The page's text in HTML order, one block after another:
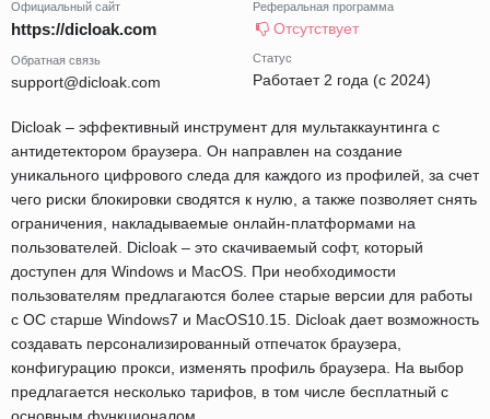
Официальный сайт
https://dicloak.com
Обратная связь
support@dicloak.com
Реферальная программа
Отсутствует
Статус
Работает 2 года (с 2024)
Dicloak – эффективный инструмент для мультаккаунтинга с
антидетектором браузера. Он направлен на создание
уникального цифрового следа для каждого из профилей, за счет
чего риски блокировки сводятся к нулю, а также позволяет снять
ограничения, накладываемые онлайн-платформами на
пользователей. Dicloak – это скачиваемый софт, который
доступен для Windows и MacOS. При необходимости
пользователям предлагаются более старые версии для работы
с ОС старше Windows7 и MacOS10.15. Dicloak дает возможность
создавать персонализированный отпечаток браузера,
конфигурацию прокси, изменять профиль браузера. На выбор
предлагается несколько тарифов, в том числе бесплатный с